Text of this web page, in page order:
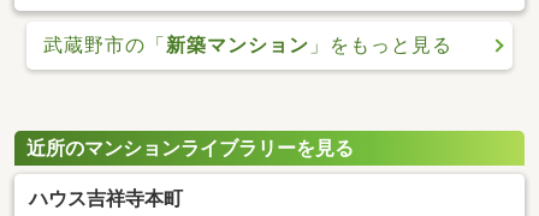
武蔵野市の「新築マンション 」をもっと見る
近所のマンションライブラリーを見る
ハウス吉祥寺本町